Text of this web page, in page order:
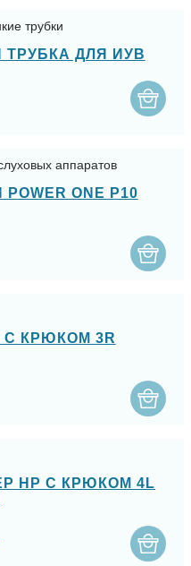
трубки
ТРУБКА ДЛЯ ИУВ
аппаратов
ONE P10
С КРЮКОМ 3R
HP С КРЮКОМ 4L